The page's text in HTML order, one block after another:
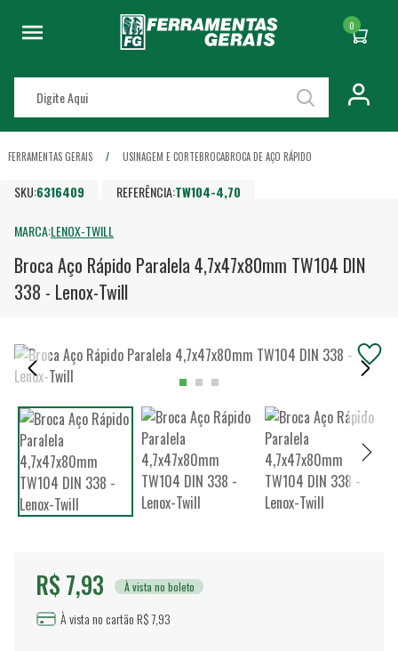
0
FERRAMENTAS GERAIS USINAGEM E CORTEBROCABROCA DE AÇO RÁPIDO
SKU:6316409 REFERÊNCIA:TW104-4,70
MARCA:LENOX-TWILL
Broca Aço Rápido Paralela 4,7x47x80mm TW104 DIN
338 - Lenox-Twill
R$ 7,93 À vista no boleto
À vista no cartão R$ 7,93